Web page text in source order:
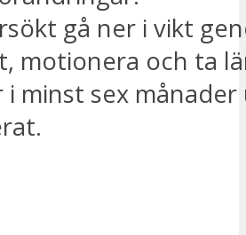
gå ner i vikt
motionera och ta
i minst sex